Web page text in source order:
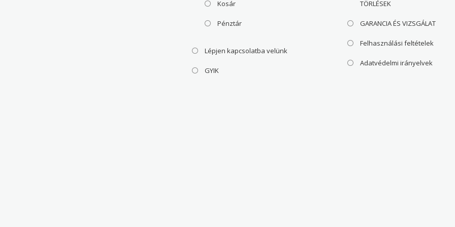
Kosár
Pénztár
Lépjen kapcsolatba velünk
GYIK
TÖRLÉSEK
GARANCIA ÉS VIZSGÁLAT
Felhasználási feltételek
Adatvédelmi irányelvek